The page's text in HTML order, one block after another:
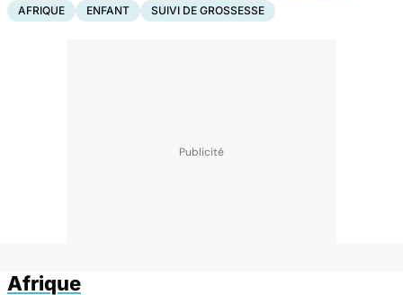
AFRIQUE ENFANT SUIVI DE GROSSESSE
Afrique